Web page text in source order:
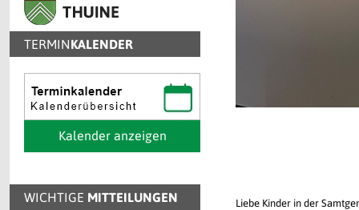
TERMINKALENDER
Kalender anzeigen
WICHTIGE MITTEILUNGEN Liebe Kinder in der